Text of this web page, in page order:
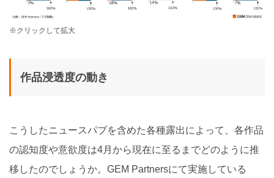
※クリックして拡大
作品浸透度の動き
こうしたニュースパブを含めた各種露出によって、各作品
の認知度や意欲度は4月から現在に至るまでどのように推
移したのでしょうか。GEM Partnersにて実施している